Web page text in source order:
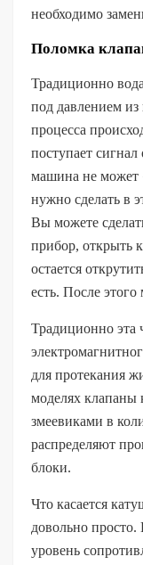
необходимо
Поломка
Традиционно
под давлением
процесса
поступает
машина не может
нужно сделать в
Вы можете
прибор, открыть
остается
есть. После
Традиционно эта
для протекания
моделях
змеевиками в
распределяют
блоки.
Что касается
довольно
уровень